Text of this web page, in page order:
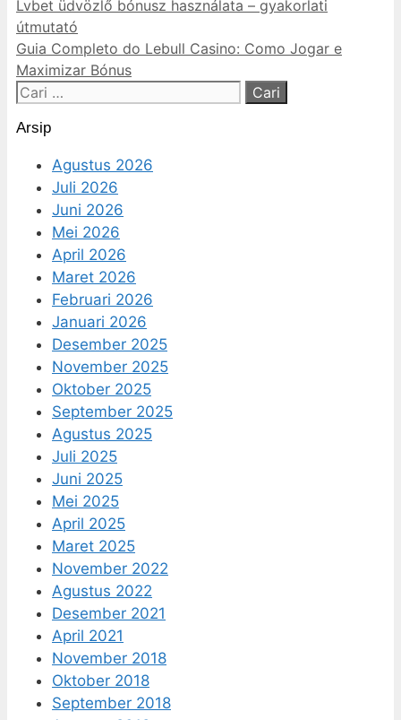
Lvbet üdvözlő bónusz használata – gyakorlati
útmutató
Guia Completo do Lebull Casino: Como Jogar e
Maximizar Bónus
Cari
Arsip
Agustus 2026
Juli 2026
Juni 2026
Mei 2026
April 2026
Maret 2026
Februari 2026
Januari 2026
Desember 2025
November 2025
Oktober 2025
September 2025
Agustus 2025
Juli 2025
Juni 2025
Mei 2025
April 2025
Maret 2025
November 2022
Agustus 2022
Desember 2021
April 2021
November 2018
Oktober 2018
September 2018